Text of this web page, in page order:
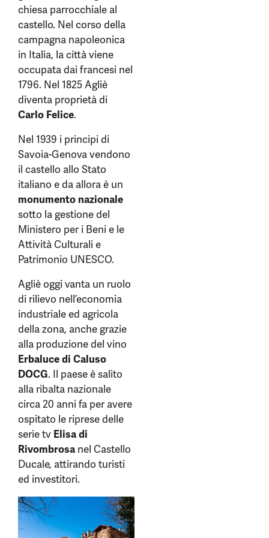
chiesa parrocchiale al
castello. Nel corso della
campagna napoleonica
in Italia, la città viene
occupata dai francesi nel
1796. Nel 1825 Agliè
diventa proprietà di
Carlo Felice.
Nel 1939 i principi di
Savoia-Genova vendono
il castello allo Stato
italiano e da allora è un
monumento nazionale
sotto la gestione del
Ministero per i Beni e le
Attività Culturali e
Patrimonio UNESCO.
Agliè oggi vanta un ruolo
di rilievo nell’economia
industriale ed agricola
della zona, anche grazie
alla produzione del vino
Erbaluce di Caluso
DOCG. Il paese è salito
alla ribalta nazionale
circa 20 anni fa per avere
ospitato le riprese delle
serie tv Elisa di
Rivombrosanel Castello
Ducale, attirando turisti
ed investitori.